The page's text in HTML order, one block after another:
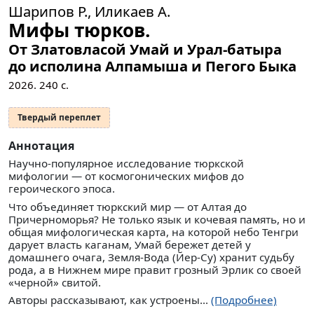
Шарипов Р., Иликаев А.
Мифы тюрков.
От Златовласой Умай и Урал-батыра
до исполина Алпамыша и Пегого Быка
2026. 240 с.
Твердый переплет
Аннотация
Научно-популярное исследование тюркской
мифологии — от космогонических мифов до
героического эпоса.
Что объединяет тюркский мир — от Алтая до
Причерноморья? Не только язык и кочевая память, но и
общая мифологическая карта, на которой небо Тенгри
дарует власть каганам, Умай бережет детей у
домашнего очага, Земля-Вода (Йер-Су) хранит судьбу
рода, а в Нижнем мире правит грозный Эрлик со своей
«черной» свитой.
Авторы рассказывают, как устроены... (Подробнее)